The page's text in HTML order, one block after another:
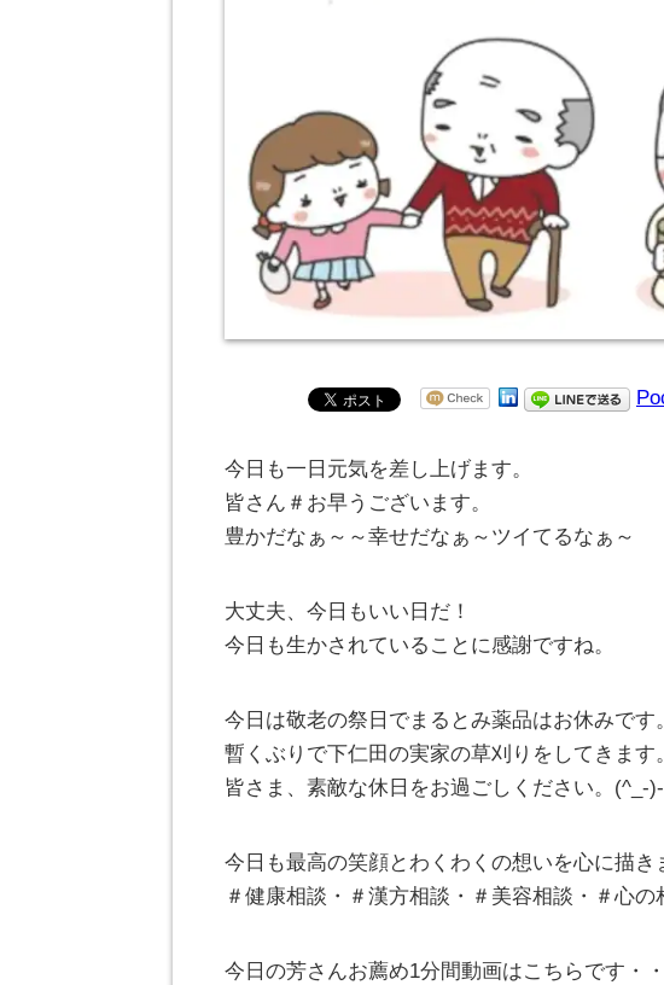
今日も一日元気を差し上げます。
皆さん＃お早うございます。
豊かだなぁ～～幸せだなぁ～ツイてるなぁ～
大丈夫、今日もいい日だ！
今日も生かされていることに感謝ですね。
今日は敬老の祭日でまるとみ薬品はお休みです。
暫くぶりで下仁田の実家の草刈りをしてきます。
皆さま、素敵な休日をお過ごしください。(^_-
今日も最高の笑顔とわくわくの想いを心に描き
＃健康相談・＃漢方相談・＃美容相談・＃心の
今日の芳さんお薦め1分間動画はこちらです・・